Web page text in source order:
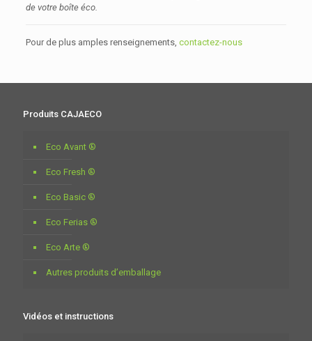
de votre boîte éco.
Pour de plus amples renseignements, contactez-nous
Produits CAJAECO
Eco Avant ®
Eco Fresh ®
Eco Basic ®
Eco Ferias ®
Eco Arte ®
Autres produits d’emballage
Vidéos et instructions